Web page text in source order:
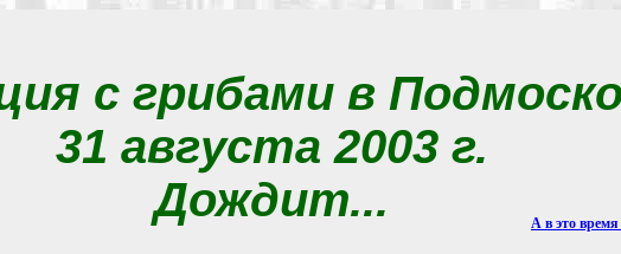
с грибами в
31 августа 2003 г.
Дождит...
А в это